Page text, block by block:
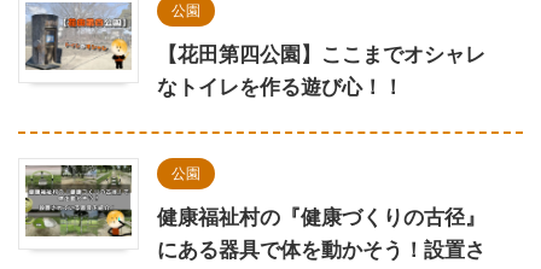
公園
【花田第四公園】ここまでオシャレ
なトイレを作る遊び心！！
公園
健康福祉村の『健康づくりの古径』
にある器具で体を動かそう！設置さ